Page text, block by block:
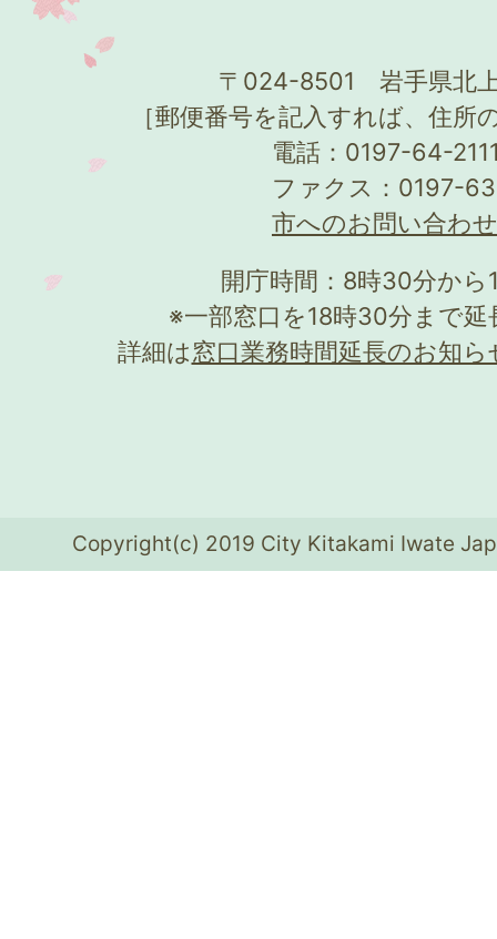
〒024-8501 岩手県北
［郵便番号を記入すれば、住所
電話：0197-64-
ファクス：0197-
市へのお問い合わ
開庁時間：8時30分か
※一部窓口を18時30分まで
詳細は窓口業務時間延長のお知ら
Copyright(c) 2019 City Kitakami Iwate